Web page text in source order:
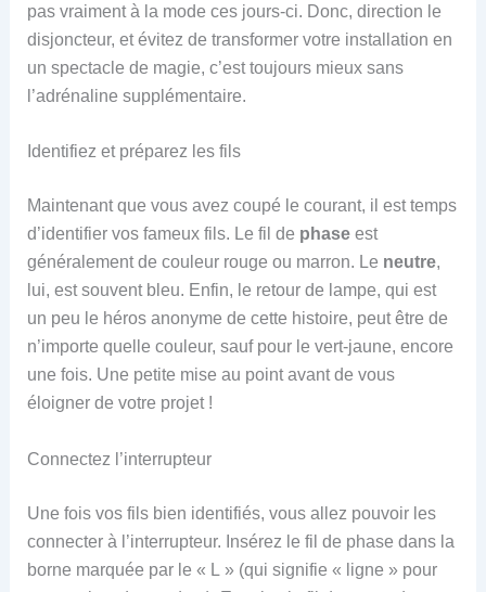
pas vraiment à la mode ces jours-ci. Donc, direction le
disjoncteur, et évitez de transformer votre installation en
un spectacle de magie, c’est toujours mieux sans
l’adrénaline supplémentaire.
Identifiez et préparez les fils
Maintenant que vous avez coupé le courant, il est temps
d’identifier vos fameux fils. Le fil de phaseest
généralement de couleur rouge ou marron. Le neutre,
lui, est souvent bleu. Enfin, le retour de lampe, qui est
un peu le héros anonyme de cette histoire, peut être de
n’importe quelle couleur, sauf pour le vert-jaune, encore
une fois. Une petite mise au point avant de vous
éloigner de votre projet !
Connectez l’interrupteur
Une fois vos fils bien identifiés, vous allez pouvoir les
connecter à l’interrupteur. Insérez le fil de phase dans la
borne marquée par le « L » (qui signifie « ligne » pour